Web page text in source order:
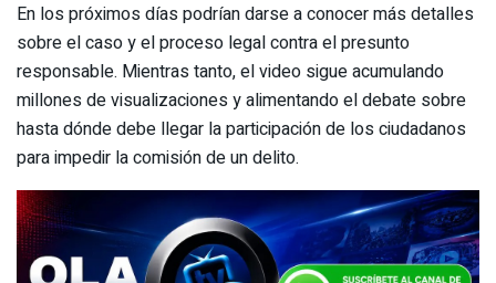
En los próximos días podrían darse a conocer más detalles
sobre el caso y el proceso legal contra el presunto
responsable. Mientras tanto, el video sigue acumulando
millones de visualizaciones y alimentando el debate sobre
hasta dónde debe llegar la participación de los ciudadanos
para impedir la comisión de un delito.